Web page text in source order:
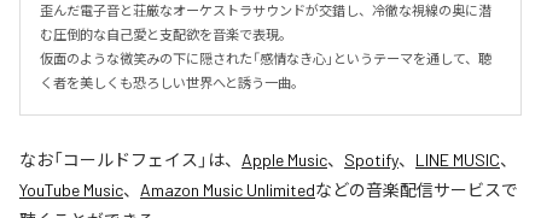
歪んだ電子音と荘厳なオーケストラサウンドが交錯し、冷徹な視線の奥に潜
む圧倒的な自己愛と支配欲を音楽で表現。
仮面のような微笑みの下に隠された「感情なき心」というテーマを通して、聴
く者を美しくも恐ろしい世界へと誘う一曲。
なお「コールドフェイス 」は、 Apple Music、 Spotify、 LINE MUSIC、
YouTube Music、 Amazon Music Unlimitedなどの音楽配信サービスで